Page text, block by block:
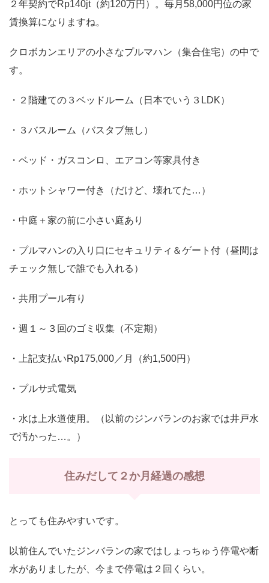
２年契約でRp140jt（約120万円）。毎月58,000円位の家
賃換算になりますね。
クロボカンエリアの小さなプルマハン（集合住宅）の中で
す。
・２階建ての３ベッドルーム（日本でいう３LDK）
・３バスルーム（バスタブ無し）
・ベッド・ガスコンロ、エアコン等家具付き
・ホットシャワー付き（だけど、壊れてた…）
・中庭＋家の前に小さい庭あり
・プルマハンの入り口にセキュリティ＆ゲート付（昼間は
チェック無しで誰でも入れる）
・共用プール有り
・週１～３回のゴミ収集（不定期）
・上記支払いRp175,000／月（約1,500円）
・プルサ式電気
・水は上水道使用。（以前のジンバランのお家では井戸水
で汚かった…。）
住みだして２か月経過の感想
とっても住みやすいです。
以前住んでいたジンバランの家ではしょっちゅう停電や断
水がありましたが、今まで停電は２回くらい。